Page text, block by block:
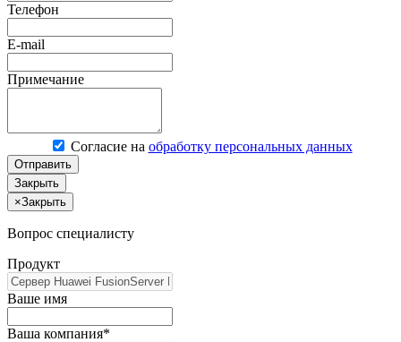
Телефон
E-mail
Примечание
Согласие на обработку персональных данных
Отправить
Закрыть
×Закрыть
Вопрос специалисту
Продукт
Ваше имя
Ваша компания*